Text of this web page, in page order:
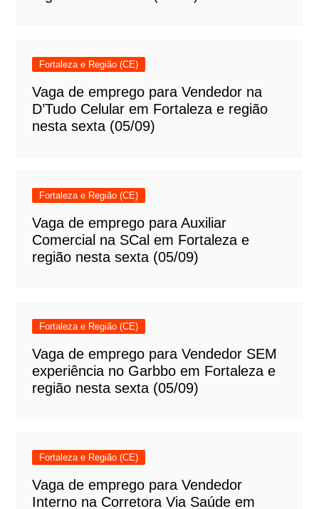
Fortaleza e Região (CE)
Vaga de emprego para Vendedor na
D’Tudo Celular em Fortaleza e região
nesta sexta (05/09)
Fortaleza e Região (CE)
Vaga de emprego para Auxiliar
Comercial na SCal em Fortaleza e
região nesta sexta (05/09)
Fortaleza e Região (CE)
Vaga de emprego para Vendedor SEM
experiência no Garbbo em Fortaleza e
região nesta sexta (05/09)
Fortaleza e Região (CE)
Vaga de emprego para Vendedor
Interno na Corretora Via Saúde em